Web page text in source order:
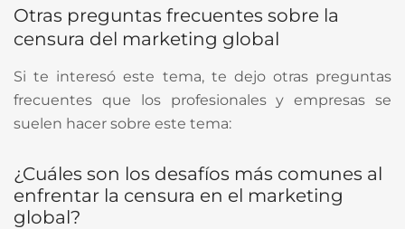
Otras preguntas frecuentes sobre la
censura del marketing global
Si te interesó este tema, te dejo otras preguntas
frecuentes que los profesionales y empresas se
suelen hacer sobre este tema:
¿Cuáles son los desafíos más comunes al
enfrentar la censura en el marketing
global?